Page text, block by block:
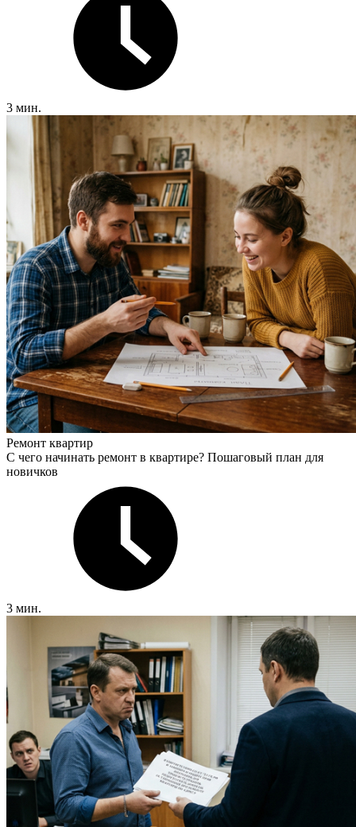
3 мин.
Ремонт квартир
С чего начинать ремонт в квартире? Пошаговый план для
новичков
3 мин.